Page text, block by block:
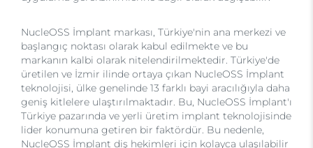
NucleOSS İmplant markası, Türkiye'nin ana merkezi ve
başlangıç noktası olarak kabul edilmekte ve bu
markanın kalbi olarak nitelendirilmektedir. Türkiye'de
üretilen ve İzmir ilinde ortaya çıkan NucleOSS İmplant
teknolojisi, ülke genelinde 13 farklı bayi aracılığıyla daha
geniş kitlelere ulaştırılmaktadır. Bu, NucleOSS İmplant'ı
Türkiye pazarında ve yerli üretim implant teknolojisinde
lider konumuna getiren bir faktördür. Bu nedenle,
NucleOSS İmplant diş hekimleri için kolayca ulaşılabilir